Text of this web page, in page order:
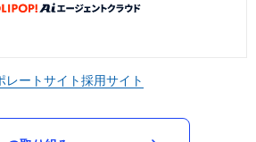
レートサイト採用サイト